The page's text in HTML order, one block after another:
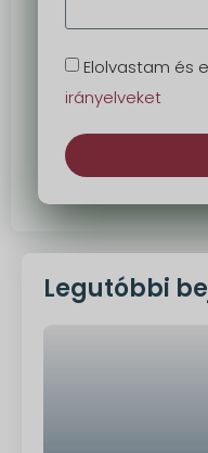
Elolvastam és
irányelveket
Legutóbbi